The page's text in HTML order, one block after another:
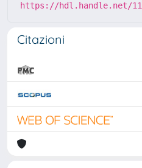
https://hdl.handle.net/
Citazioni